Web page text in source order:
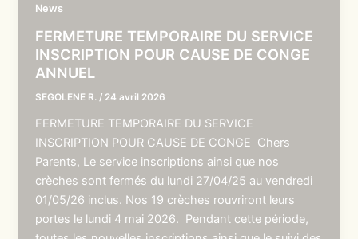
News
FERMETURE TEMPORAIRE DU SERVICE
INSCRIPTION POUR CAUSE DE CONGE
ANNUEL
SEGOLENE R. / 24 avril 2026
FERMETURE TEMPORAIRE DU SERVICE
INSCRIPTION POUR CAUSE DE CONGE Chers
Parents, Le service inscriptions ainsi que nos
crèches sont fermés du lundi 27/04/25 au vendredi
01/05/26 inclus. Nos 19 crèches rouvriront leurs
portes le lundi 4 mai 2026. Pendant cette période,